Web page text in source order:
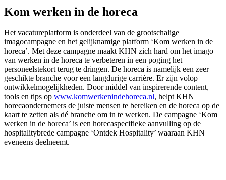
Kom werken in de horeca
Het vacatureplatform is onderdeel van de grootschalige
imagocampagne en het gelijknamige platform ‘Kom werken in de
horeca’. Met deze campagne maakt KHN zich hard om het imago
van werken in de horeca te verbeteren in een poging het
personeelstekort terug te dringen. De horeca is namelijk een zeer
geschikte branche voor een langdurige carrière. Er zijn volop
ontwikkelmogelijkheden. Door middel van inspirerende content,
tools en tips op www.komwerkenindehoreca.nl, helpt KHN
horecaondernemers de juiste mensen te bereiken en de horeca op de
kaart te zetten als dé branche om in te werken. De campagne ‘Kom
werken in de horeca’ is een horecaspecifieke aanvulling op de
hospitalitybrede campagne ‘Ontdek Hospitality’ waaraan KHN
eveneens deelneemt.